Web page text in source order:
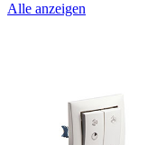
Alle anzeigen